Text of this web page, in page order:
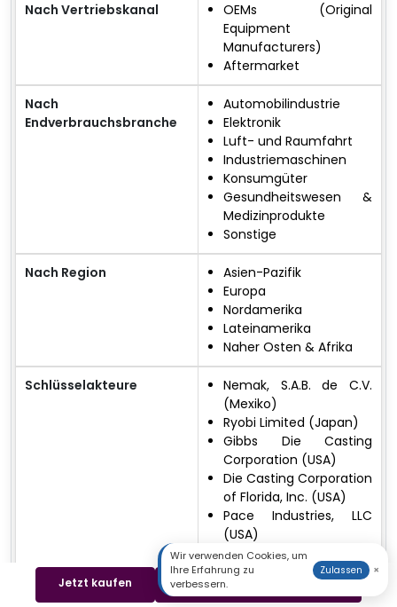
Nach Vertriebskanal
OEMs (Original
Equipment
Manufacturers)
Aftermarket
Nach
Endverbrauchsbranche
Automobilindustrie
Elektronik
Luft- und Raumfahrt
Industriemaschinen
Konsumgüter
Gesundheitswesen &
Medizinprodukte
Sonstige
Nach Region
Asien-Pazifik
Europa
Nordamerika
Lateinamerika
Naher Osten & Afrika
Schlüsselakteure
Nemak, S.A.B. de C.V.
(Mexiko)
Ryobi Limited (Japan)
Gibbs Die Casting
Corporation (USA)
Die Casting Corporation
of Florida, Inc. (USA)
Pace Industries, LLC
(USA)
Handtmann Gruppe
(Deutschland)
Bühler Gruppe
Jetzt kaufen Beispiel herunterladen
Wir verwenden Cookies, um
Ihre Erfahrung zu
verbessern.
Zulassen ×